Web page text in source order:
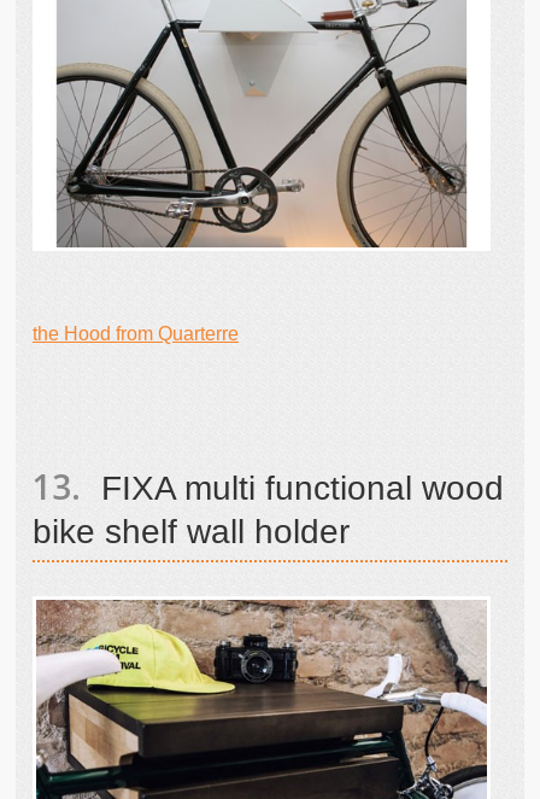
the Hood from Quarterre
FIXA multi functional wood
bike shelf wall holder